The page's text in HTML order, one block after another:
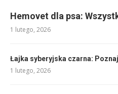
Hemovet dla psa:
1 lutego, 2026
Łajka syberyjska czarna:
1 lutego, 2026